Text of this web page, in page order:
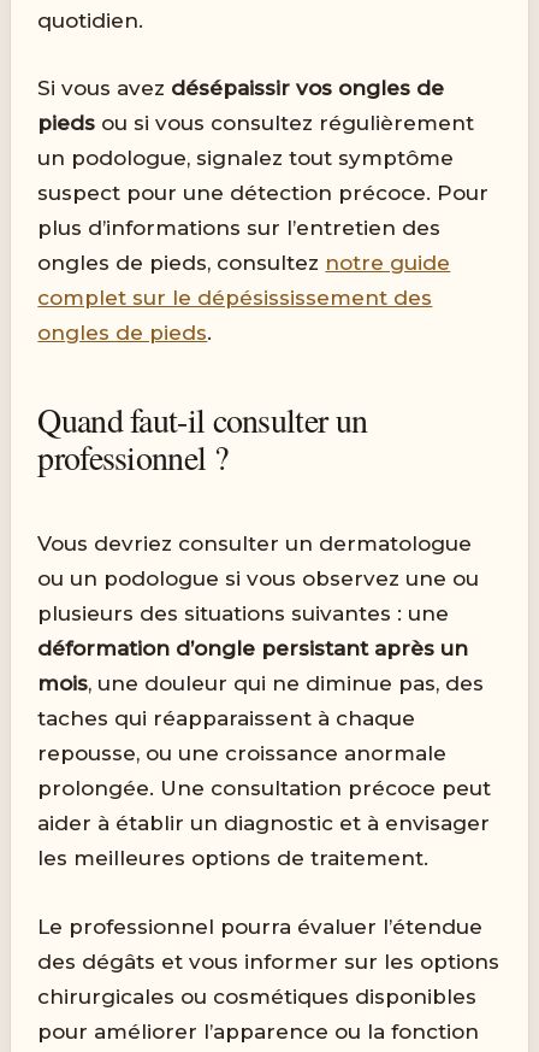
quotidien.
Si vous avez désépaissir vos ongles de
pieds ou si vous consultez régulièrement
un podologue, signalez tout symptôme
suspect pour une détection précoce. Pour
plus d’informations sur l’entretien des
ongles de pieds, consultez notre guide
complet sur le dépésississement des
ongles de pieds.
Quand faut-il consulter un
professionnel ?
Vous devriez consulter un dermatologue
ou un podologue si vous observez une ou
plusieurs des situations suivantes : une
déformation d’ongle persistant après un
mois, une douleur qui ne diminue pas, des
taches qui réapparaissent à chaque
repousse, ou une croissance anormale
prolongée. Une consultation précoce peut
aider à établir un diagnostic et à envisager
les meilleures options de traitement.
Le professionnel pourra évaluer l’étendue
des dégâts et vous informer sur les options
chirurgicales ou cosmétiques disponibles
pour améliorer l’apparence ou la fonction